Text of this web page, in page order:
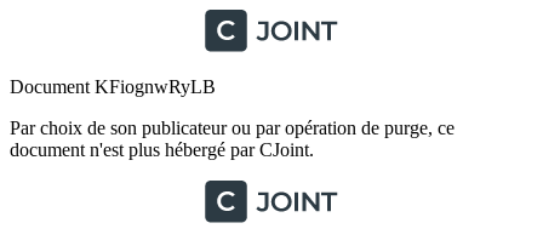
Document KFiognwRyLB
Par choix de son publicateur ou par opération de purge, ce
document n'est plus hébergé par CJoint.